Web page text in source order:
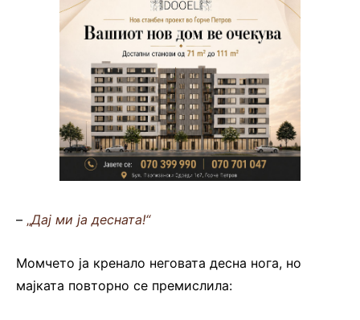
– „Дај ми ја десната!“
Момчето ја кренало неговата десна нога, но
мајката повторно се премислила: